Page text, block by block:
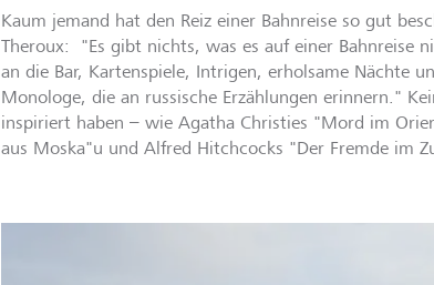
Kaum jemand hat den Reiz einer Bahnreise so gut
Theroux: "Es gibt nichts, was es auf einer Bahnreise
an die Bar, Kartenspiele, Intrigen, erholsame Nächte
Monologe, die an russische Erzählungen erinnern."
inspiriert haben – wie Agatha Christies "Mord im
aus Moska"u und Alfred Hitchcocks "Der Fremde im